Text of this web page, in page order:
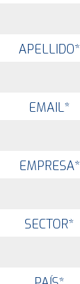
APELLIDO*
EMAIL*
EMPRESA*
SECTOR*